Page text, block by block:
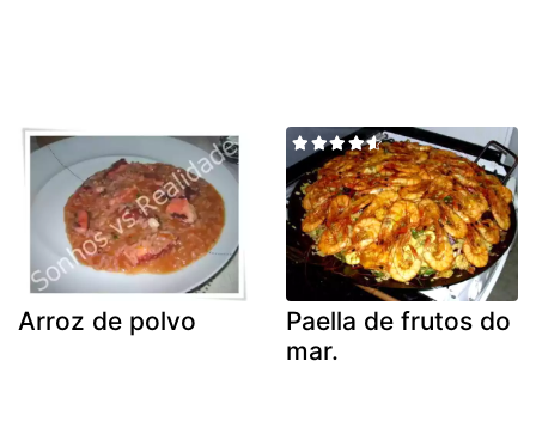
Arroz de polvo
Paella de frutos do
mar.